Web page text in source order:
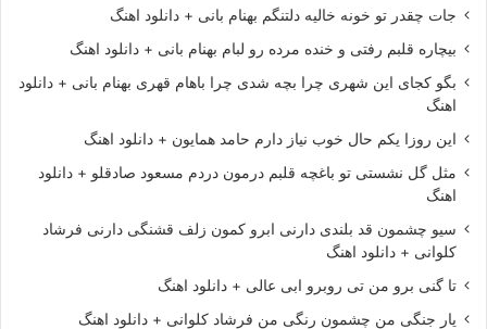
جات چقدر تو خونه خالیه دلتنگم بهنام بانی + دانلود اهنگ
بیچاره قلبم رفتی و خنده مرده رو لبام بهنام بانی + دانلود اهنگ
بگو کجای این شهری چرا بچه شدی چرا باهام قهری بهنام بانی + دانلود
اهنگ
این روزا یکم حال خوب نیاز دارم حامد همایون + دانلود اهنگ
مثل گل نشستی تو باغچه قلبم درمون دردم مسعود صادقلو + دانلود
اهنگ
سیو چشمون قد بلندی دارنی ابرو کمون زلف قشنگی دارنی فرشاد
کلوانی + دانلود اهنگ
تا گنی برو من تی روبرو ابی عالی + دانلود اهنگ
یار جنگی من چشمون رنگی من فرشاد کلوانی + دانلود اهنگ